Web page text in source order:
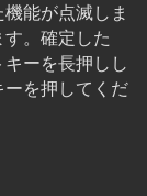
能が点滅しま
。確定した
ーを長押しし
ーを押してくだ